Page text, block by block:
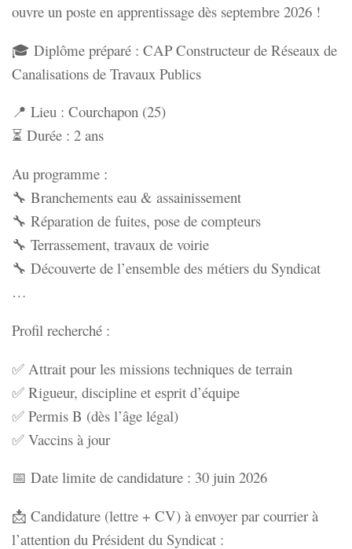
ouvre un poste en apprentissage dès septembre 2026 !
🎓 Diplôme préparé : CAP Constructeur de Réseaux de
Canalisations de Travaux Publics
📍 Lieu : Courchapon (25)
⏳ Durée : 2 ans
Au programme :
🔧 Branchements eau & assainissement
🔧 Réparation de fuites, pose de compteurs
🔧 Terrassement, travaux de voirie
🔧 Découverte de l’ensemble des métiers du Syndicat
…
Profil recherché :
✅ Attrait pour les missions techniques de terrain
✅ Rigueur, discipline et esprit d’équipe
✅ Permis B (dès l’âge légal)
✅ Vaccins à jour
📅 Date limite de candidature : 30 juin 2026
📩 Candidature (lettre + CV) à envoyer par courrier à
l’attention du Président du Syndicat :